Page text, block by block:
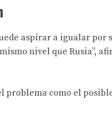
aspirar a igualar por
nivel que Rusia”,
problema como el